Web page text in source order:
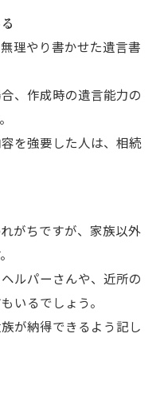
理やり書かせた遺言書
、作成時の遺言能力の
を強要した人は、相続
がちですが、家族以外
ルパーさんや、近所の
いるでしょう。
が納得できるよう記し